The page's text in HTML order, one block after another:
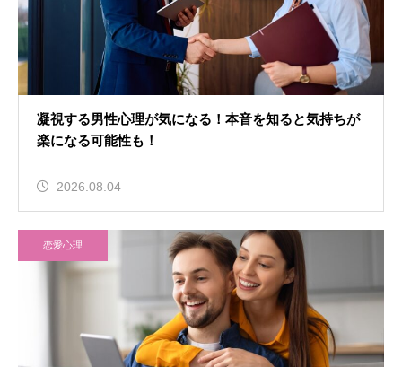
凝視する男性心理が気になる！本音を知ると気持ちが
楽になる可能性も！
2026.08.04
恋愛心理